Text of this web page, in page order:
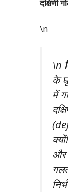
दक्षिणी
\n
\n
के
में
और